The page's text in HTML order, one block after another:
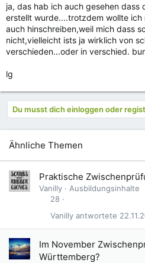
ja, das hab ich auch gesehen dass
erstellt wurde....trotzdem wollte
auch hinschreiben,weil mich dass
nicht,vielleicht ists ja wirklich von
verschieden...oder in verschied.
lg
Du musst dich einloggen oder
Ähnliche Themen
Praktische
Vanilly
Ausbildungsinhalte
28
Vanilly
Im November
Württemberg?